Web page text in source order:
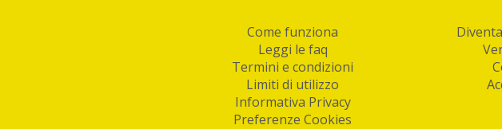
Come funziona
Leggi le faq
Termini e condizioni
Limiti di utilizzo
Informativa Privacy
Preferenze Cookies